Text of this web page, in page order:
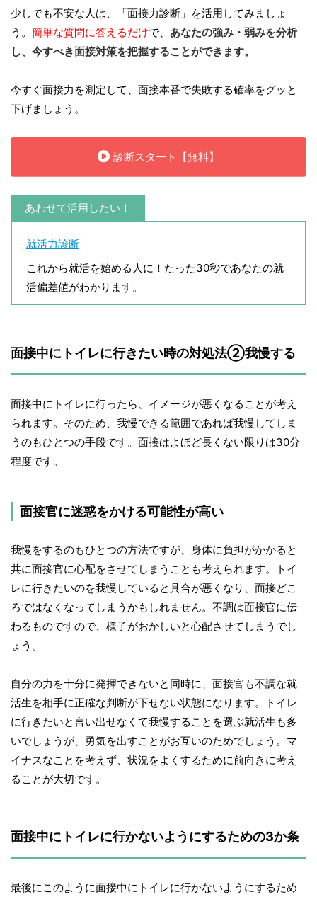
少しでも不安な人は、「面接力診断」を活用してみましょ
う。 簡単な質問に答えるだけで、 あなたの強み・弱みを分析
し、今すべき面接対策を把握することができます。
今すぐ面接力を測定して、面接本番で失敗する確率をグッと
下げましょう。
診断スタート【無料】
あわせて活用したい！
就活力診断
これから就活を始める人に！たった30秒であなたの就
活偏差値がわかります。
面接中にトイレに行きたい時の対処法②我慢する
面接中にトイレに行ったら、イメージが悪くなることが考え
られます。そのため、我慢できる範囲であれば我慢してしま
うのもひとつの手段です。面接はよほど長くない限りは30分
程度です。
面接官に迷惑をかける可能性が高い
我慢をするのもひとつの方法ですが、身体に負担がかかると
共に面接官に心配をさせてしまうことも考えられます。トイ
レに行きたいのを我慢していると具合が悪くなり、面接どこ
ろではなくなってしまうかもしれません。不調は面接官に伝
わるものですので、様子がおかしいと心配させてしまうでし
ょう。
自分の力を十分に発揮できないと同時に、面接官も不調な就
活生を相手に正確な判断が下せない状態になります。トイレ
に行きたいと言い出せなくて我慢することを選ぶ就活生も多
いでしょうが、勇気を出すことがお互いのためでしょう。マ
イナスなことを考えず、状況をよくするために前向きに考え
ることが大切です。
面接中にトイレに行かないようにするための3か条
最後にこのように面接中にトイレに行かないようにするため